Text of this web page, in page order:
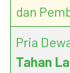
dan
Pria
Tahan